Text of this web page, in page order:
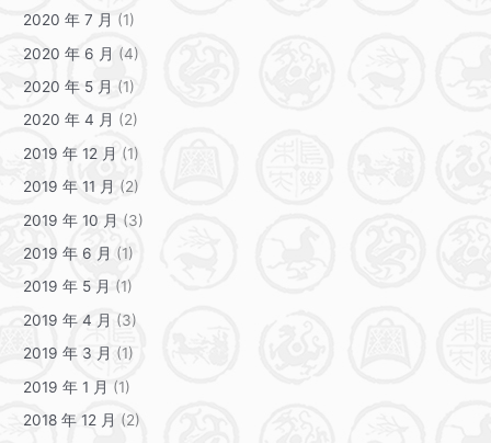
2020 年 7 月 (1)
2020 年 6 月 (4)
2020 年 5 月 (1)
2020 年 4 月 (2)
2019 年 12 月 (1)
2019 年 11 月 (2)
2019 年 10 月 (3)
2019 年 6 月 (1)
2019 年 5 月 (1)
2019 年 4 月 (3)
2019 年 3 月 (1)
2019 年 1 月 (1)
2018 年 12 月 (2)